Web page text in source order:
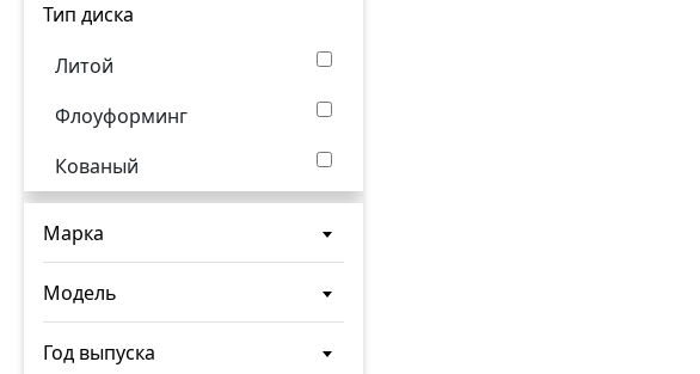
Тип диска
Литой
Флоуформинг
Кованый
Марка
Модель
Год выпуска